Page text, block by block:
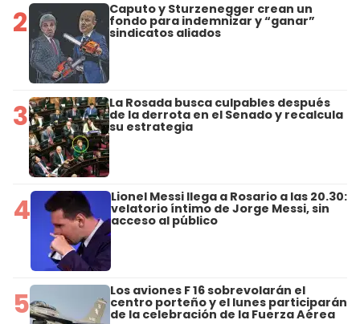
2 Caputo y Sturzenegger crean un
fondo para indemnizar y “ganar”
sindicatos aliados
3 La Rosada busca culpables después
de la derrota en el Senado y recalcula
su estrategia
4 Lionel Messi llega a Rosario a las 20.30:
velatorio íntimo de Jorge Messi, sin
acceso al público
5 Los aviones F 16 sobrevolarán el
centro porteño y el lunes participarán
de la celebración de la Fuerza Aérea